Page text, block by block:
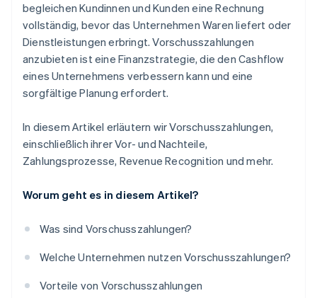
begleichen Kundinnen und Kunden eine Rechnung
vollständig, bevor das Unternehmen Waren liefert oder
Dienstleistungen erbringt. Vorschusszahlungen
anzubieten ist eine Finanzstrategie, die den Cashflow
eines Unternehmens verbessern kann und eine
sorgfältige Planung erfordert.
In diesem Artikel erläutern wir Vorschusszahlungen,
einschließlich ihrer Vor- und Nachteile,
Zahlungsprozesse, Revenue Recognition und mehr.
Worum geht es in diesem Artikel?
Was sind Vorschusszahlungen?
Welche Unternehmen nutzen Vorschusszahlungen?
Vorteile von Vorschusszahlungen